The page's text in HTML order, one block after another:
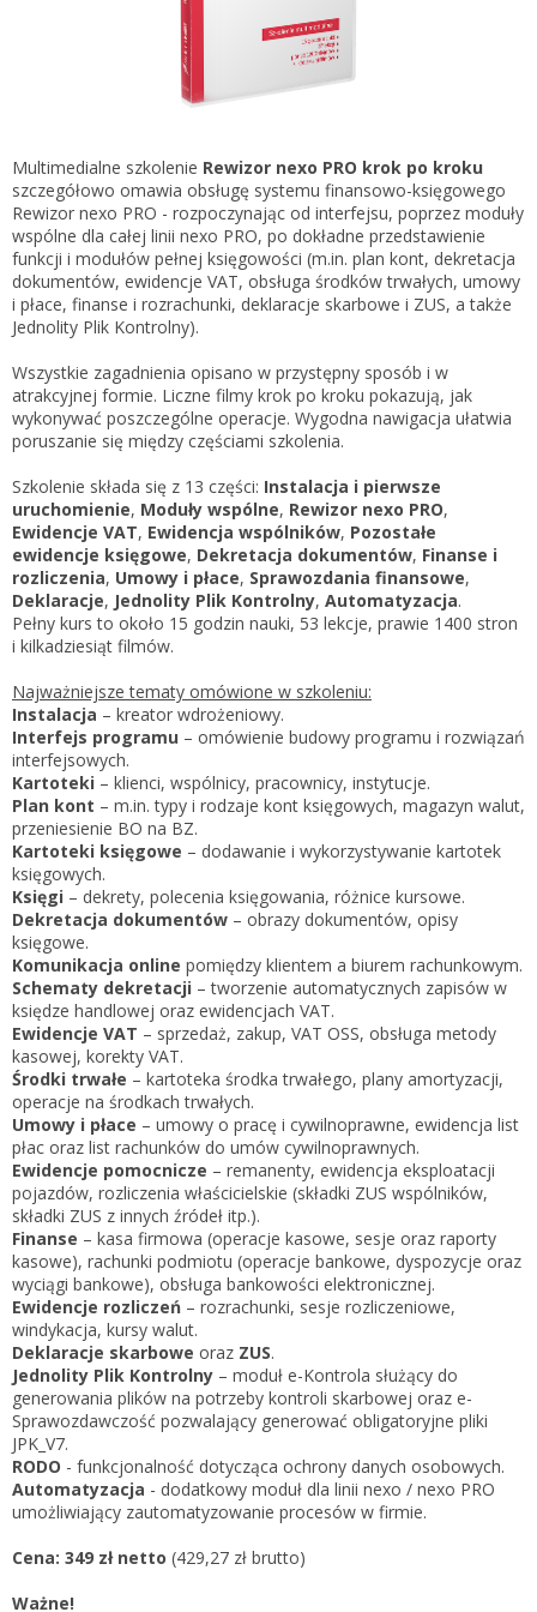
KSeF w Subiekcie GT
KSeF w Subiekcie nexo/nexo PRO
KSeF w Rachmistrzu i Rewizorze GT
Portal Dokumentów z obsługą KSeF dla firm
Portal Dokumentów z obsługą KSeF dla biur
rachunkowych
Logowanie do Akademi InsERT
Login
Hasło
Zapomniałem hasła
Nie masz konta
Zarejestruj
Multimedialne szkolenie Rewizor nexo PRO krok po kroku
szczegółowo omawia obsługę systemu finansowo-księgowego
Rewizor nexo PRO - rozpoczynając od interfejsu, poprzez moduły
wspólne dla całej linii nexo PRO, po dokładne przedstawienie
funkcji i modułów pełnej księgowości (m.in. plan kont, dekretacja
dokumentów, ewidencje VAT, obsługa środków trwałych, umowy
i płace, finanse i rozrachunki, deklaracje skarbowe i ZUS, a także
Jednolity Plik Kontrolny).
Wszystkie zagadnienia opisano w przystępny sposób i w
atrakcyjnej formie. Liczne filmy krok po kroku pokazują, jak
wykonywać poszczególne operacje. Wygodna nawigacja ułatwia
poruszanie się między częściami szkolenia.
Szkolenie składa się z 13 części: Instalacja i pierwsze
uruchomienie, Moduły wspólne, Rewizor nexo PRO,
Ewidencje VAT, Ewidencja wspólników, Pozostałe
ewidencje księgowe, Dekretacja dokumentów, Finanse i
rozliczenia, Umowy i płace, Sprawozdania finansowe,
Deklaracje, Jednolity Plik Kontrolny, Automatyzacja.
Pełny kurs to około 15 godzin nauki, 53 lekcje, prawie 1400 stron
i kilkadziesiąt filmów.
Najważniejsze tematy omówione w szkoleniu:
Instalacja – kreator wdrożeniowy.
Interfejs programu – omówienie budowy programu i rozwiązań
interfejsowych.
Kartoteki – klienci, wspólnicy, pracownicy, instytucje.
Plan kont – m.in. typy i rodzaje kont księgowych, magazyn walut,
przeniesienie BO na BZ.
Kartoteki księgowe – dodawanie i wykorzystywanie kartotek
księgowych.
Księgi – dekrety, polecenia księgowania, różnice kursowe.
Dekretacja dokumentów – obrazy dokumentów, opisy
księgowe.
Komunikacja online pomiędzy klientem a biurem rachunkowym.
Schematy dekretacji – tworzenie automatycznych zapisów w
księdze handlowej oraz ewidencjach VAT.
Ewidencje VAT – sprzedaż, zakup, VAT OSS, obsługa metody
kasowej, korekty VAT.
Środki trwałe – kartoteka środka trwałego, plany amortyzacji,
operacje na środkach trwałych.
Umowy i płace – umowy o pracę i cywilnoprawne, ewidencja list
płac oraz list rachunków do umów cywilnoprawnych.
Ewidencje pomocnicze – remanenty, ewidencja eksploatacji
pojazdów, rozliczenia właścicielskie (składki ZUS wspólników,
składki ZUS z innych źródeł itp.).
Finanse – kasa firmowa (operacje kasowe, sesje oraz raporty
kasowe), rachunki podmiotu (operacje bankowe, dyspozycje oraz
wyciągi bankowe), obsługa bankowości elektronicznej.
Ewidencje rozliczeń – rozrachunki, sesje rozliczeniowe,
windykacja, kursy walut.
Deklaracje skarbowe oraz ZUS.
Jednolity Plik Kontrolny – moduł e-Kontrola służący do
generowania plików na potrzeby kontroli skarbowej oraz e-
Sprawozdawczość pozwalający generować obligatoryjne pliki
JPK_V7.
RODO - funkcjonalność dotycząca ochrony danych osobowych.
Automatyzacja - dodatkowy moduł dla linii nexo / nexo PRO
umożliwiający zautomatyzowanie procesów w firmie.
Cena: 349 zł netto (429,27 zł brutto)
Ważne!